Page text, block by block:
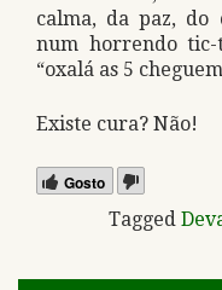
calma, da paz, do
num horrendo
“oxalá as 5
Existe cura? Não!
Gosto
Tagged